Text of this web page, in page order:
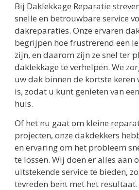
Bij Daklekkage Reparatie
snelle en betrouwbare service
dakreparaties. Onze ervaren
begrijpen hoe frustrerend een
zijn, en daarom zijn ze snel ter
daklekkage te verhelpen. We
uw dak binnen de kortste keren
is, zodat u kunt genieten van
huis.
Of het nu gaat om kleine
projecten, onze dakdekkers
en ervaring om het probleem
te lossen. Wij doen er alles aan
uitstekende service te bieden,
tevreden bent met het resultaat.